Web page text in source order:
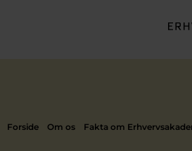
Forside Om os Fakta om